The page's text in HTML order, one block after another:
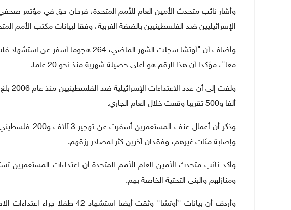
وأشار نائب متحدث الأمين العام للأمم المتحدة، فرحان حق في مؤتمر
الإسرائيليين ضد الفلسطينيين بالضفة الغربية، وفقا لبيانات مكتب الأمم
وأضاف أن "أوتشا سجلت الشهر الماضي، 264
معا"، مؤكدا أن هذا الرقم هو أعلى حصيلة شهرية منذ نحو 20 عاما
.
ألفا و500 تقريبا وقعت خلال العام الجاري
.
وذكر أن أعمال
وإصابة مئات غيرهم، وفقدان آخرين كثر لمصادر رزقهم.
وأكد نائب متحدث الأمين العام للأمم المتحدة أن اعتداءات المستعمرين
ومنازلهم والبنى التحتية الخاصة بهم.
وأردف أن بيانات "أوتشا" وثقت أيضا